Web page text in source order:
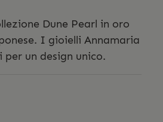
Dune Pearl in oro
I gioielli Annamaria
un design unico.